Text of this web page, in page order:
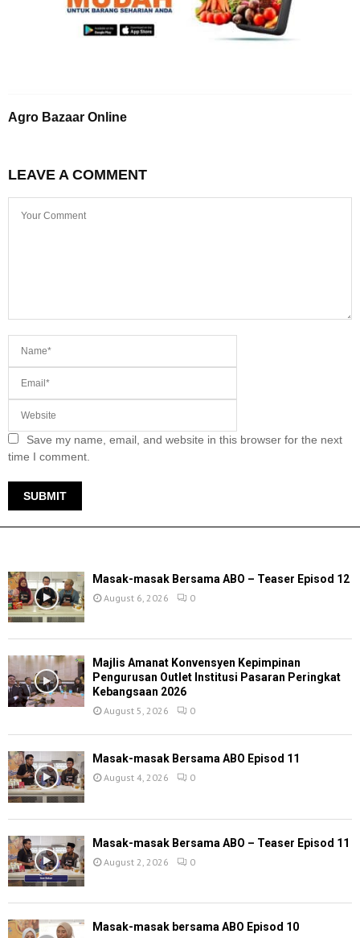
Agro Bazaar Online
LEAVE A COMMENT
Save my name, email, and website in this browser for the next
time I comment.
Masak-masak Bersama ABO – Teaser Episod 12
August 6, 2026 0
Majlis Amanat Konvensyen Kepimpinan
Pengurusan Outlet Institusi Pasaran Peringkat
Kebangsaan 2026
August 5, 2026 0
Masak-masak Bersama ABO Episod 11
August 4, 2026 0
Masak-masak Bersama ABO – Teaser Episod 11
August 2, 2026 0
Masak-masak bersama ABO Episod 10